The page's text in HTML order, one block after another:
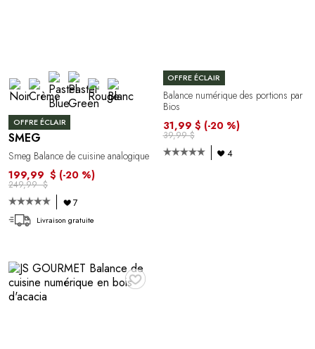
OFFRE ÉCLAIR
SMEG
Smeg Balance de cuisine analogique
199,99 $ (-20 %)
249,99 $
7
Livraison gratuite
OFFRE ÉCLAIR
Balance numérique des portions par
Bios
31,99 $ (-20 %)
39,99 $
4
♥